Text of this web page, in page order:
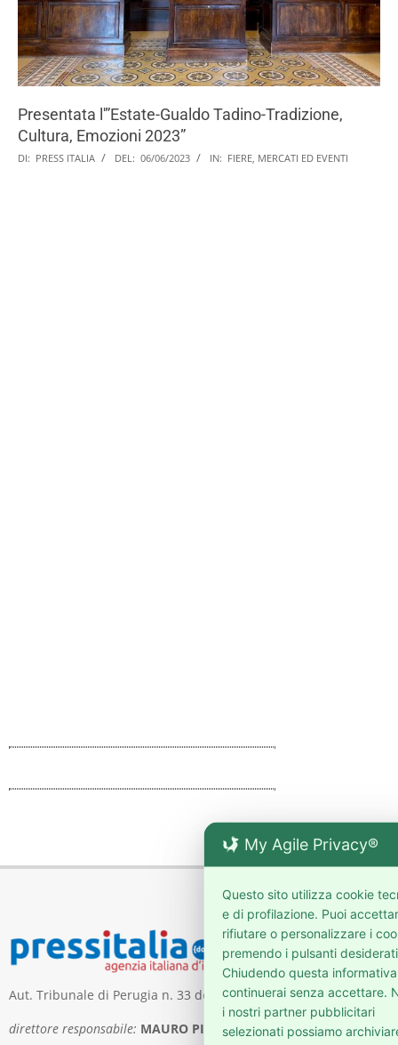
Presentata l'”Estate-Gualdo Tadino-Tradizione,
Cultura, Emozioni 2023”
DI: PRESS ITALIA DEL: 06/06/2023 IN: FIERE, MERCATI ED EVENTI
Aut. Tribunale di Perugia n. 33 del 5 maggio 2006
direttore responsabile: MAURO PIERGENTILI
My Agile Privacy®
Questo sito utilizza cookie
e di profilazione. Puoi
rifiutare o personalizzare i
premendo i pulsanti
Chiudendo questa informativa
continuerai senza accettare.
i nostri partner pubblicitari
selezionati possiamo